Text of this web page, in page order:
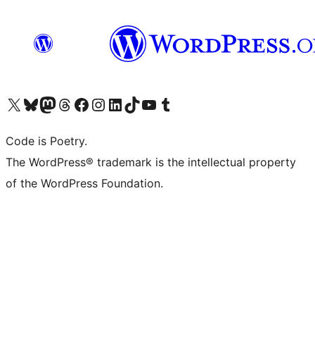
Bezoek ons X (voorheen Twitter) account
Bezoek onze Bluesky account
Bezoek ons Mastodon account
Bezoek onze Threads account
Onze Facebookpagina bezoeken
Bezoek onze Instagram account
Bezoek onze LinkedIn account
Bezoek onze TikTok account
Bezoek ons YouTube kanaalBezoek onze Tumblr account
Code is Poetry.
The WordPress® trademark is the intellectual property
of the WordPress Foundation.